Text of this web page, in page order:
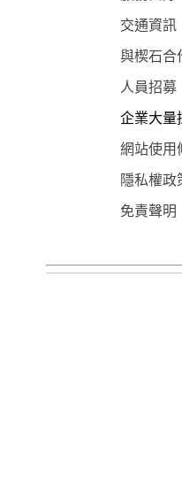
交通資訊
與楔石合
人員招募
企業大量
網站使用
隱私權政
免責聲明